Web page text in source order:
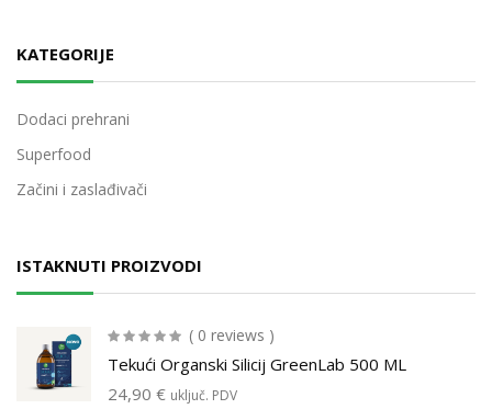
KATEGORIJE
Dodaci prehrani
Superfood
Začini i zaslađivači
ISTAKNUTI PROIZVODI
( 0 reviews )
Tekući Organski Silicij GreenLab 500 ML
24,90 € uključ. PDV